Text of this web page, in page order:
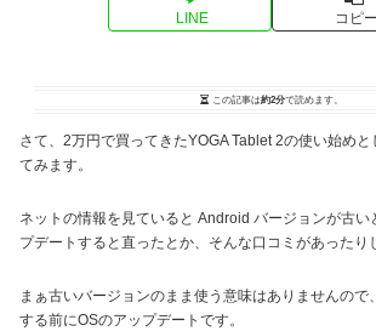
LINE コピー
この記事は約2分で読めます。
さて、2万円で買ってきたYOGA Tablet 2の使い始め
てみます。
ネットの情報を見ていると Android バージョンが古い
プデートすると直ったとか、そんな口コミがあったり
まぁ古いバージョンのまま使う意味はありませんので
する前にOSのアップデートです。